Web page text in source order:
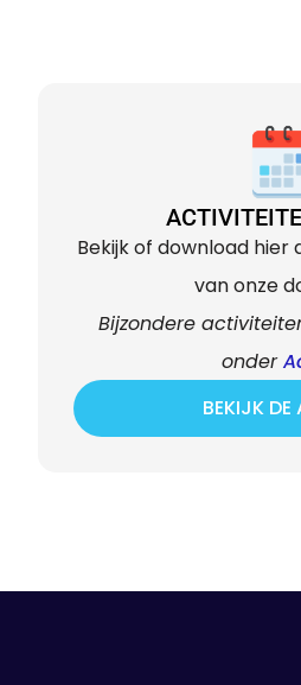
Bekijk of download
van onze
Bijzondere
onder
BEKIJK DE